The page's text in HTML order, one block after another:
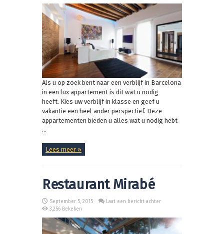
Als u op zoek bent naar een verblijf in Barcelona
in een lux appartement is dit wat u nodig
heeft. Kies uw verblijf in klasse en geef u
vakantie een heel ander perspectief. Deze
appartementen bieden u alles wat u nodig hebt
...
Lees meer »
Restaurant Mirabé
September 5, 2015
Laat een bericht achter
3,256 Bekeken